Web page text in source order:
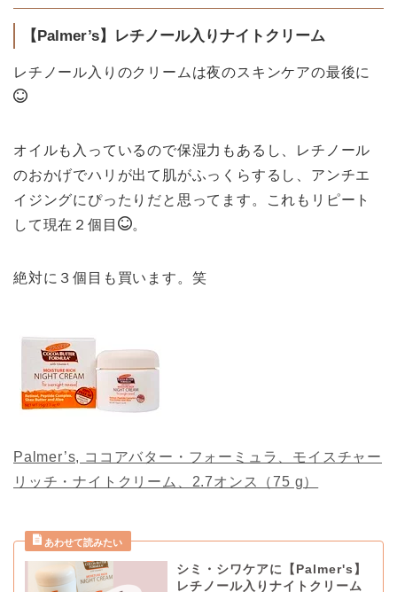
【Palmer’s】レチノール入りナイトクリーム
レチノール入りのクリームは夜のスキンケアの最後に
オイルも入っているので保湿力もあるし、レチノール
のおかげでハリが出て肌がふっくらするし、アンチエ
イジングにぴったりだと思ってます。これもリピート
して現在２個目
。
絶対に３個目も買います。笑
Palmer’s, ココアバター・フォーミュラ、モイスチャー
リッチ・ナイトクリーム、2.7オンス（75 g）
シミ・シワケアに【Palmer's】
レチノール入りナイトクリーム